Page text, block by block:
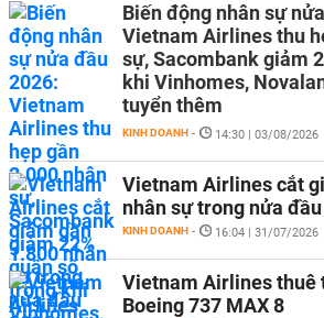
Biến động nhân sự
Vietnam Airlines thu
sự, Sacombank giảm
khi Vinhomes,
tuyển thêm
KINH DOANH - 14:30 | 03/08/2026
Vietnam Airlines cắt
nhân sự trong nửa
KINH DOANH - 16:04 | 31/07/2026
Vietnam Airlines thuê
Boeing 737 MAX 8